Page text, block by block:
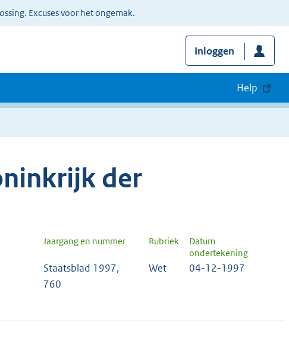
Excuses voor het ongemak.
Inloggen
Help
der
Jaargang en nummer Rubriek
Datum
ondertekening
Staatsblad 1997,
760
Wet 04-12-1997